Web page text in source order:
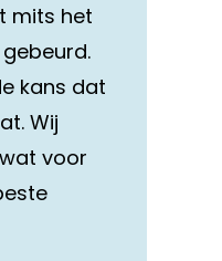
mits het
kans dat
Wij
voor